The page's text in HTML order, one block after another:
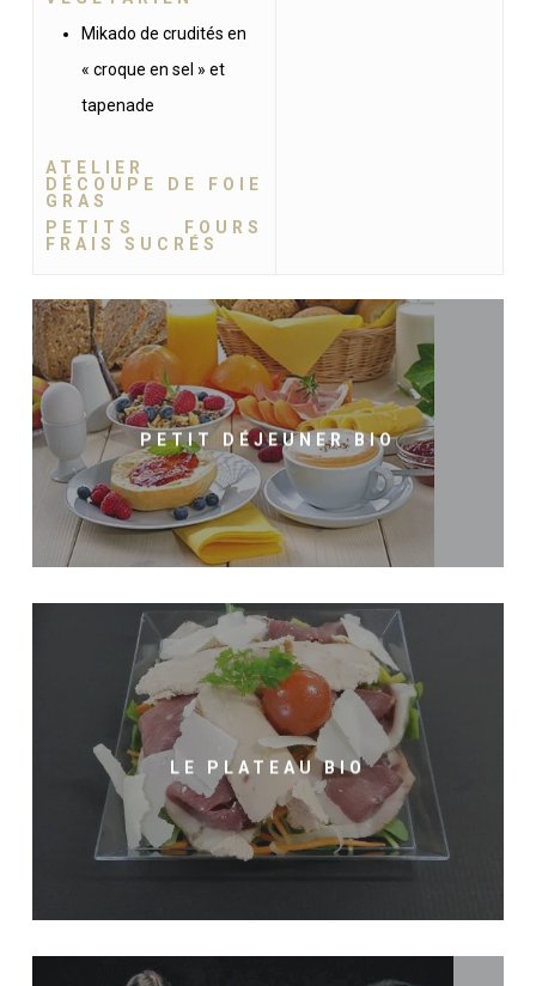
Mikado de crudités en
« croque en sel » et
tapenade
ATELIER
DÉCOUPE DE FOIE
GRAS
PETITS FOURS
FRAIS SUCRÉS
PETIT DÉJEUNER BIO
LE PLATEAU BIO